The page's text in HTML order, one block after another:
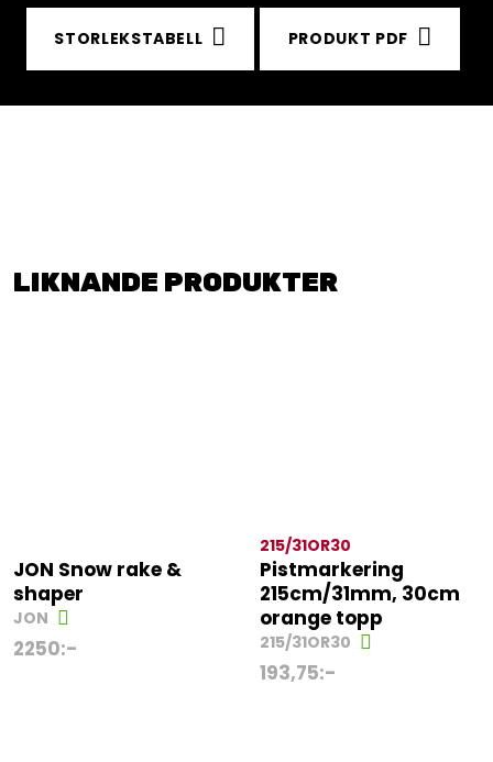
STORLEKSTABELL PRODUKT PDF
LIKNANDE PRODUKTER
JON Snow rake &
shaper
JON
2250:-
215/31OR30
Pistmarkering
215cm/31mm, 30cm
orange topp
215/31OR30
193,75:-